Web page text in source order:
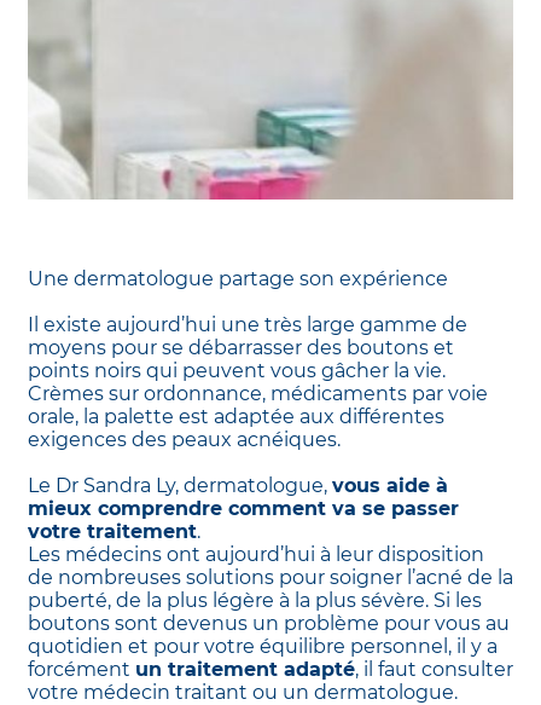
Une dermatologue partage son expérience
Il existe aujourd’hui une très large gamme de
moyens pour se débarrasser des boutons et
points noirs qui peuvent vous gâcher la vie.
Crèmes sur ordonnance, médicaments par voie
orale, la palette est adaptée aux différentes
exigences des peaux acnéiques.
Le Dr Sandra Ly, dermatologue, vous aide à
mieux comprendre comment va se passer
votre traitement.
Les médecins ont aujourd’hui à leur disposition
de nombreuses solutions pour soigner l’acné de la
puberté, de la plus légère à la plus sévère. Si les
boutons sont devenus un problème pour vous au
quotidien et pour votre équilibre personnel, il y a
forcément un traitement adapté, il faut consulter
votre médecin traitant ou un dermatologue.